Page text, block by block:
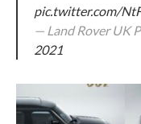
pic.twitter.com/
— Land Rover UK
2021